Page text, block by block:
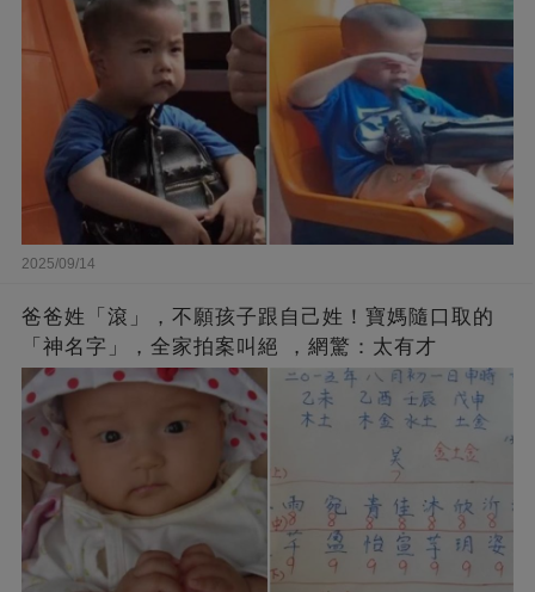
2025/09/14
爸爸姓「滾」，不願孩子跟自己姓！寶媽隨口取的
「神名字」，全家拍案叫絕 ，網驚：太有才